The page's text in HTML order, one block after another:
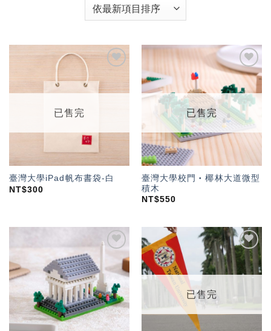
望輕
已售完
臺灣大學iPad帆布書袋-白
NT$300
加入
「願
望輕
已售完
臺灣大學校門‧椰林大道微型
積木
NT$550
加入
「願
望輕
單」
加入
「願
望輕
已售完